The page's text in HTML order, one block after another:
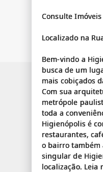
Consulte
Localizado na
Bem-vindo a
busca de um
mais cobiçados
Com sua
metrópole
toda a
Higienópolis é
restaurantes,
o bairro também
singular de
localização. Leia